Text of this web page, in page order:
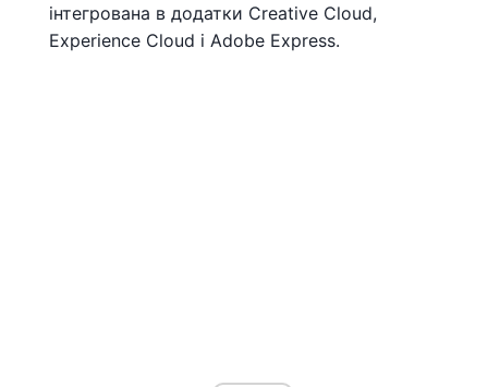
інтегрована в додатки Creative Cloud,
Experience Cloud і Adobe Express.